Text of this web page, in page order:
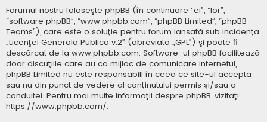
Forumul nostru foloseşte phpBB (în continuare “ei”, “lor”,
“software phpBB”, “www.phpbb.com”, “phpBB Limited”, “phpBB
Teams”), care este o soluţie pentru forum lansată sub incidenţa
„Licenţei Generală Publică v.2” (abreviată „GPL”) şi poate fi
descărcat de la www.phpbb.com. Software-ul phpBB facilitează
doar discuţiile care au ca mijloc de comunicare internetul,
phpBB Limited nu este responsabill în ceea ce site-ul acceptă
sau nu din punct de vedere al conţinutului permis şi/sau a
conduitei. Pentru mai multe informaţii despre phpBB, vizitaţi:
https://www.phpbb.com/.